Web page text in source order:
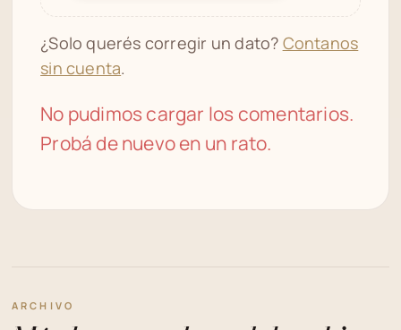
¿Solo querés corregir un dato? Contanos
sin cuenta.
No pudimos cargar los comentarios.
Probá de nuevo en un rato.
ARCHIVO